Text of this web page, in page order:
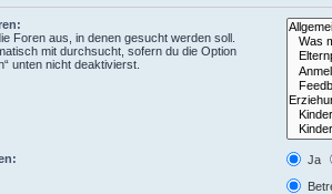
Foren aus, in denen gesucht werden soll.
mit durchsucht, sofern du die Option
unten nicht deaktivierst.
Ja